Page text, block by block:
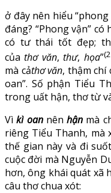
ở đây nên hiểu
đáng? “Phong vận”
có tư thái tốt đẹp;
củathơ văn,thư, họa”
mà cảthơ văn, thậm chí
oan”. Số phận Tiểu
trong uất hận, thơ từ
Vìkì oannênhận mà
riêng Tiểu Thanh, mà
thế gian này và đi
cuộc đời mà Nguyễn
hơn, ông khái quát xã
câu thơ chua xót: